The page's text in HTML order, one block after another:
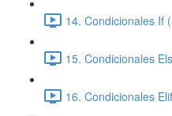
14. Condicionales If
15. Condicionales
16. Condicionales